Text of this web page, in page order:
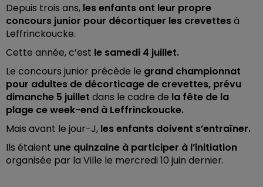
Depuis trois ans, les enfants ont leur propre
concours junior pour décortiquer les crevettesà
Leffrinckoucke.
Cette année, c’est le samedi 4 juillet.
Le concours junior précède le grand championnat
pour adultes de décorticage de crevettes, prévu
dimanche 5 juillet dans le cadre de la fête de la
plage ce week-end à Leffrinckoucke.
Mais avant le jour-J, les enfants doivent s’entraîner.
Ils étaient une quinzaine à participer à l’initiation
organisée par la Ville le mercredi 10 juin dernier.